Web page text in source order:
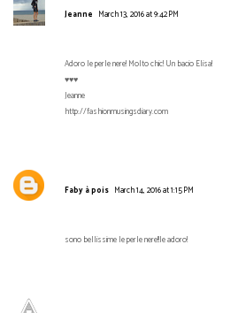
Jeanne March 13, 2016 at 9:42 PM
Adoro le perle nere! Molto chic! Un bacio Elisa!
♥♥♥
Jeanne
http://fashionmusingsdiary.com
Faby à pois March 14, 2016 at 1:15 PM
sono bellissime le perle nere!!le adoro!